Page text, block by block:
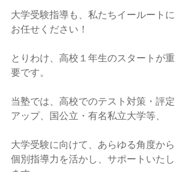
大学受験指導も、私たちイールートに
お任せください！
とりわけ、高校１年生のスタートが重
要です。
当塾では、高校でのテスト対策・評定
アップ、国公立・有名私立大学等、
大学受験に向けて、あらゆる角度から
個別指導力を活かし、サポートいたし